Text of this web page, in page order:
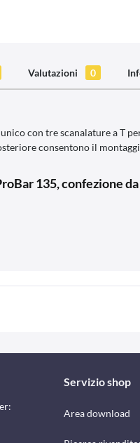
Valutazioni 0
con tre scanalature a T
consentono il
135, confezione da
Servizio shop
Area download